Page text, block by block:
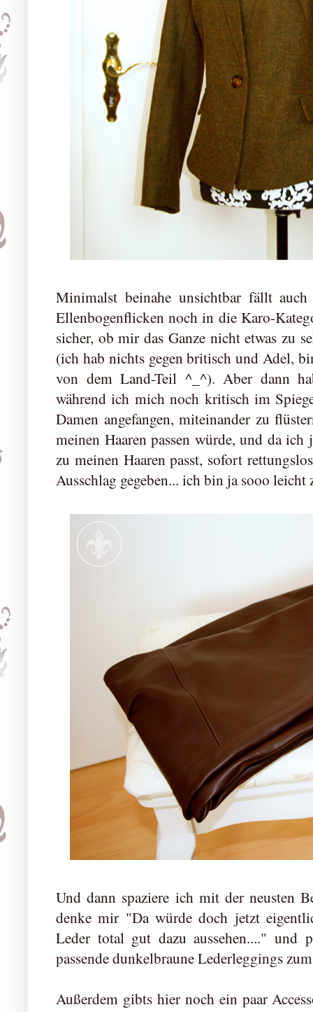
Minimalst beinahe unsichtbar fällt auch
Ellenbogenflicken noch in die Karo-
sicher, ob mir das Ganze nicht etwas zu
(ich hab nichts gegen britisch und Adel,
von dem Land-Teil ^_^). Aber dann
während ich mich noch kritisch im
Damen angefangen, miteinander zu
meinen Haaren passen würde, und da ich
zu meinen Haaren passt, sofort
Ausschlag gegeben... ich bin ja sooo leicht
Und dann spaziere ich mit der neusten
denke mir "Da würde doch jetzt
Leder total gut dazu aussehen...."
passende dunkelbraune Lederleggings
Außerdem gibts hier noch ein paar